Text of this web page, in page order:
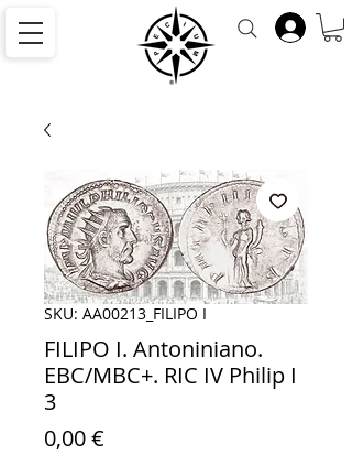
SKU: AA00213_FILIPO I
FILIPO I. Antoniniano.
EBC/MBC+. RIC IV Philip I
3
0,00 €